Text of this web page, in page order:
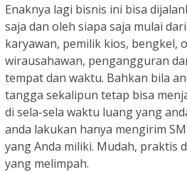
Enaknya lagi bisnis ini bisa
saja dan oleh siapa saja mulai
karyawan, pemilik kios, bengkel,
wirausahawan, pengangguran
tempat dan waktu. Bahkan bila
tangga sekalipun tetap bisa
di sela-sela waktu luang yang
anda lakukan hanya mengirim
yang Anda miliki. Mudah, praktis
yang melimpah.